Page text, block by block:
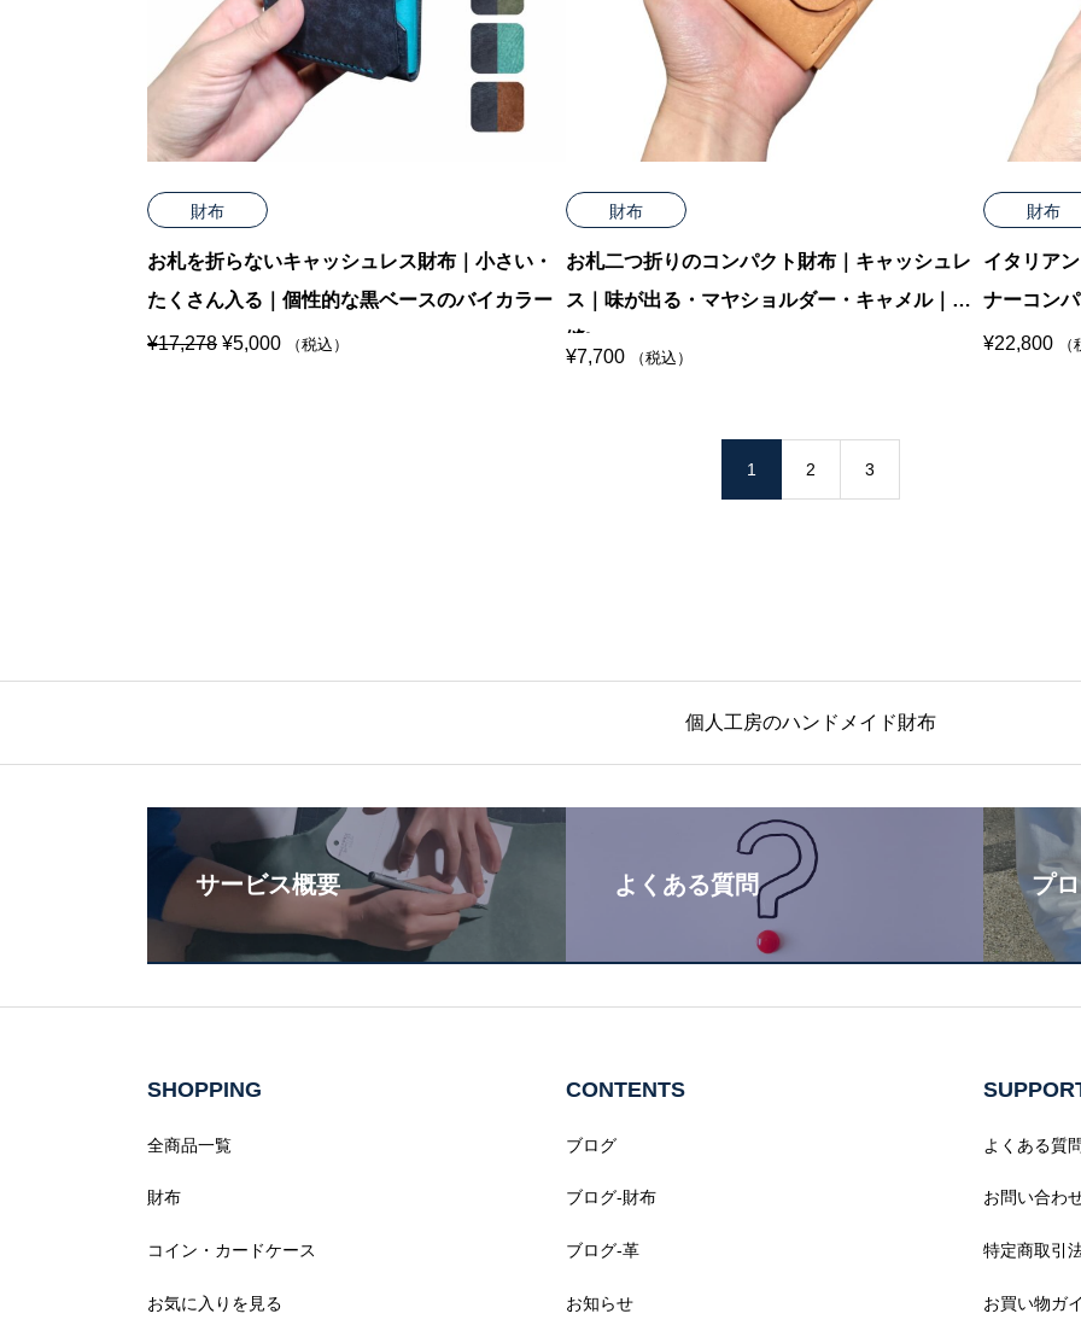
財布
お札を折らないキャッシュレス財布｜小さい・
たくさん入る｜個性的な黒ベースのバイカラー
¥17,278 元
¥5,000現（税込）
財布
お札二つ折りのコンパクト財布｜キャッシュレ
ス｜味が出る・マヤショルダー・キャメル｜手
縫い
¥7,700 （税込）
財布
イタリア
ナーコン
¥22,800
1 2 3
個人工房のハンドメイド財布
サービス概要 よくある質問 プ
SHOPPING
全商品一覧
財布
コイン・カードケース
お気に入りを見る
CONTENTS
ブログ
ブログ-財布
ブログ-革
お知らせ
よくある質
お問い合わ
特定商取引
お買い物ガ